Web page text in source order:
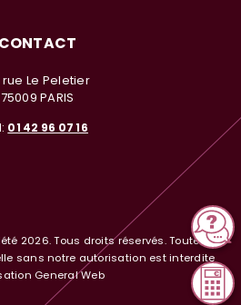
CONTACT
rue Le Peletier
75009 PARIS
01 42 96 07 16
2026. Tous droits réservés. Toute
sans notre autorisation est interdite
General Web